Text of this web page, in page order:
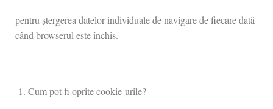
pentru ștergerea datelor individuale de navigare de fiecare dată
când browserul este închis.
Cum pot fi oprite cookie-urile?